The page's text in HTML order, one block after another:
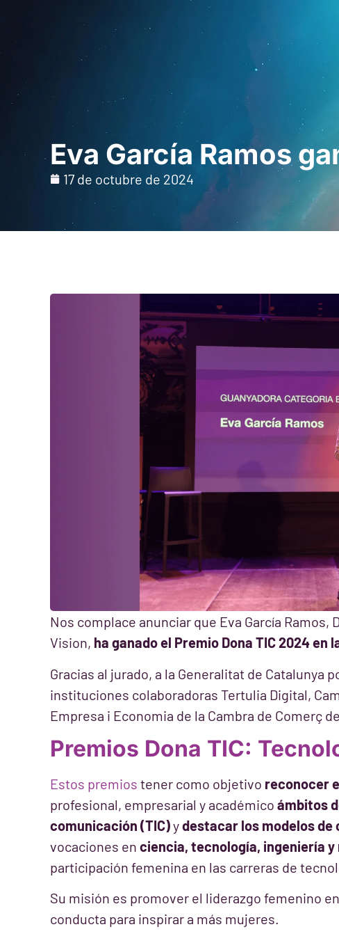
Para
Eva García Ramos
17 de octubre de 2024
Nos complace anunciar que Eva García Ramos,
Vision, ha ganado el Premio Dona TIC 2024 en
Gracias al jurado, a la Generalitat de Catalunya
instituciones colaboradoras Tertulia Digital,
Empresa i Economia de la Cambra de Comerç
Premios Dona TIC:
Estos premios tener como objetivo reconocer
profesional, empresarial y académico ámbitos
comunicación (TIC)ydestacar los modelos de
vocaciones en ciencia, tecnología, ingeniería
participación femenina en las carreras de
Su misión es promover el liderazgo femenino
conducta para inspirar a más mujeres.